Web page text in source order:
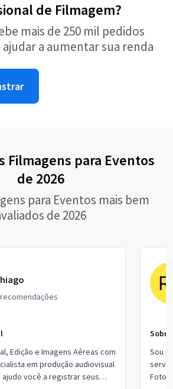
de Filmagem?
mais de 250 mil pedidos
a aumentar sua renda
Filmagens para Eventos
de 2026
para Eventos mais bem
de 2026
Edição e Imagens Aéreas com
ajudo você a registrar seus
Sou